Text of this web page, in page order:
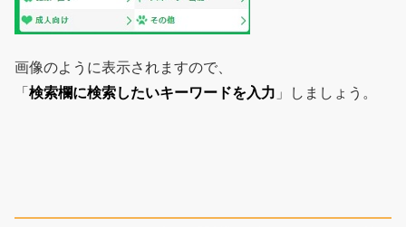
画像のように表示されますので、
「 検索欄に検索したいキーワードを入力 」しましょう。